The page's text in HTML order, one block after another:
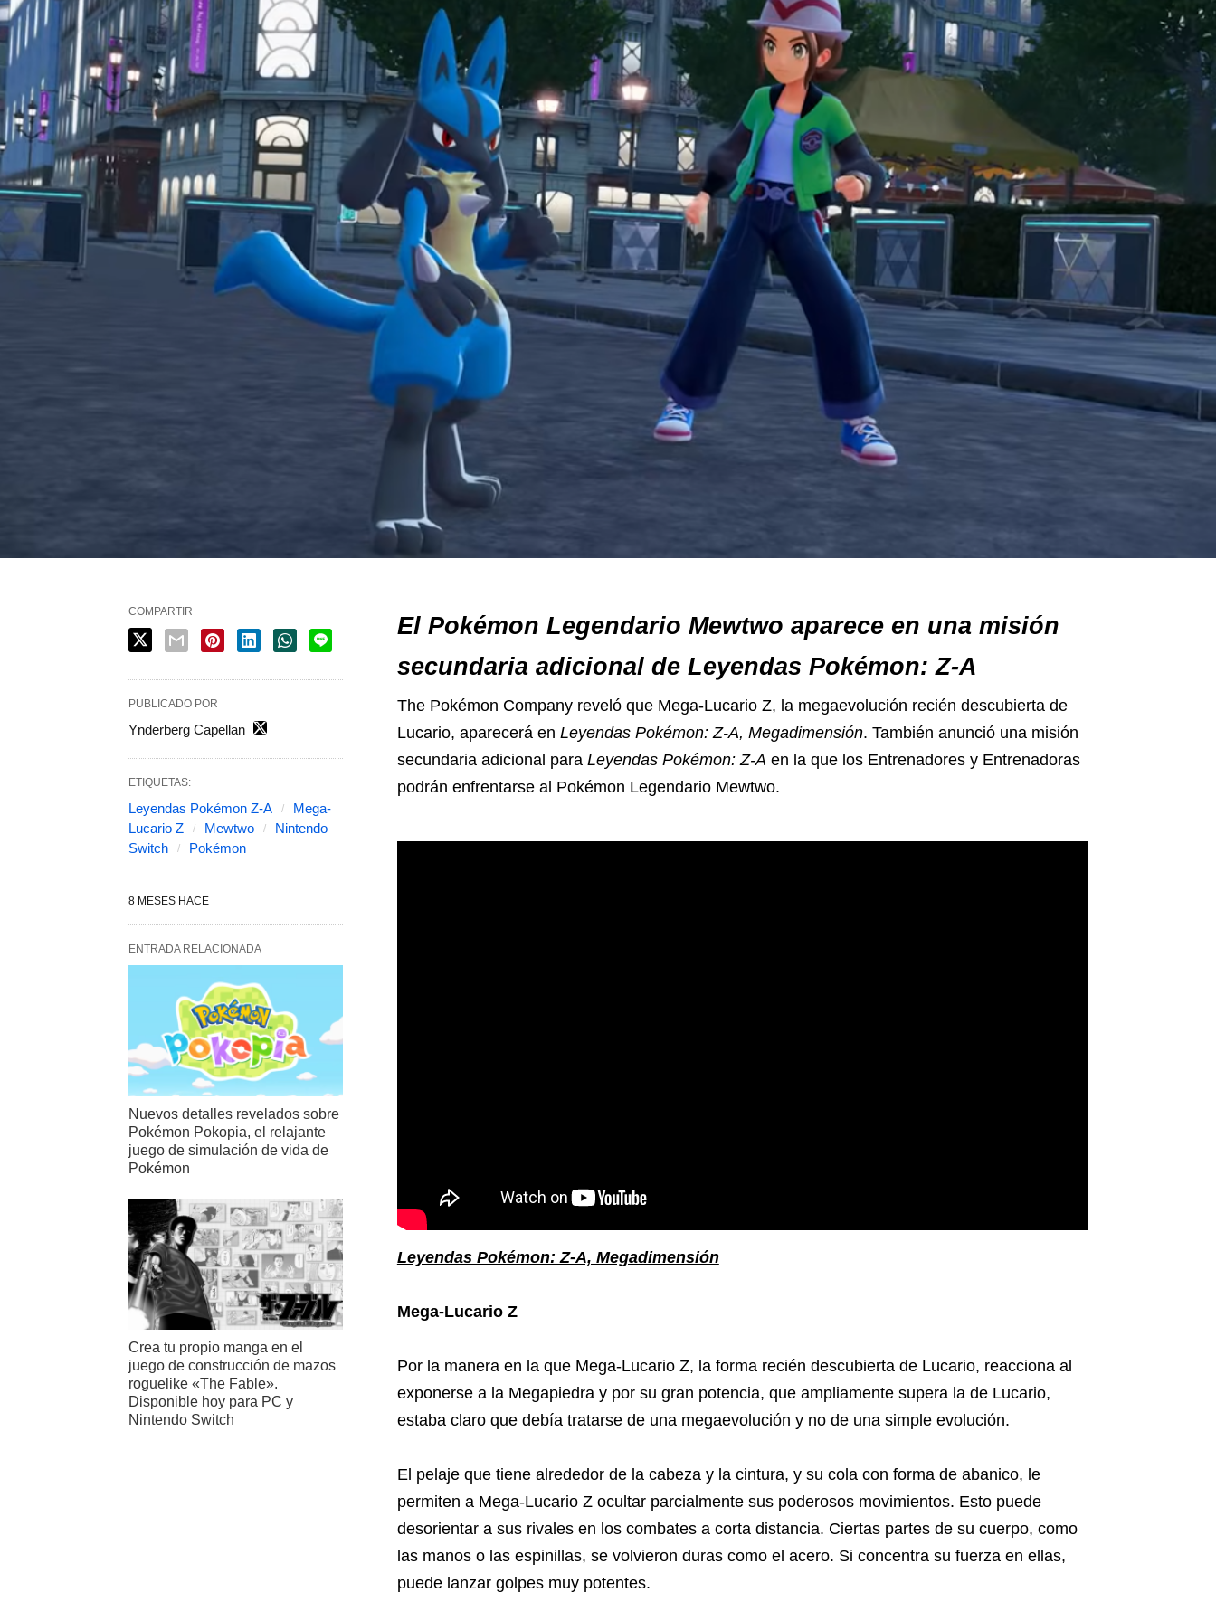
El Pokémon Legendario Mewtwo aparece en una misión
secundaria adicional de Leyendas Pokémon: Z-A
The Pokémon Company reveló que Mega-Lucario Z, la megaevolución recién descubierta de
Lucario, aparecerá en Leyendas Pokémon: Z-A, Megadimensión. También anunció una misión
secundaria adicional para Leyendas Pokémon: Z-A en la que los Entrenadores y Entrenadoras
podrán enfrentarse al Pokémon Legendario Mewtwo.
Leyendas Pokémon: Z-A, Megadimensión
Mega-Lucario Z
Por la manera en la que Mega-Lucario Z, la forma recién descubierta de Lucario, reacciona al
exponerse a la Megapiedra y por su gran potencia, que ampliamente supera la de Lucario,
estaba claro que debía tratarse de una megaevolución y no de una simple evolución.
El pelaje que tiene alrededor de la cabeza y la cintura, y su cola con forma de abanico, le
permiten a Mega-Lucario Z ocultar parcialmente sus poderosos movimientos. Esto puede
desorientar a sus rivales en los combates a corta distancia. Ciertas partes de su cuerpo, como
las manos o las espinillas, se volvieron duras como el acero. Si concentra su fuerza en ellas,
puede lanzar golpes muy potentes.
COMPARTIR
PUBLICADO POR
Ynderberg Capellan
ETIQUETAS:
Leyendas Pokémon Z-A
Mega-
Lucario Z
Mewtwo
Nintendo
Switch
Pokémon
8 MESES HACE
ENTRADA RELACIONADA
Nuevos detalles revelados sobre
Pokémon Pokopia, el relajante
juego de simulación de vida de
Pokémon
Crea tu propio manga en el
juego de construcción de mazos
roguelike «The Fable».
Disponible hoy para PC y
Nintendo Switch